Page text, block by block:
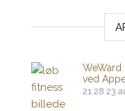
WeWard
ved
21:28 23